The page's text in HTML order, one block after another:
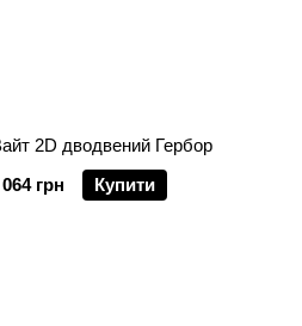
2D дводвений Гербор
грн
Купити